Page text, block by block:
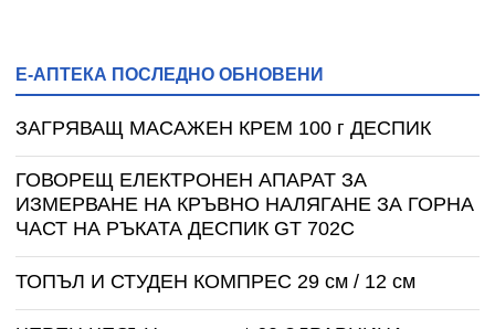
Е-АПТЕКА ПОСЛЕДНО ОБНОВЕНИ
ЗАГРЯВАЩ МАСАЖЕН КРЕМ 100 г ДЕСПИК
ГОВОРЕЩ ЕЛЕКТРОНЕН АПАРАТ ЗА
ИЗМЕРВАНЕ НА КРЪВНО НАЛЯГАНЕ ЗА ГОРНА
ЧАСТ НА РЪКАТА ДЕСПИК GT 702C
ТОПЪЛ И СТУДЕН КОМПРЕС 29 см / 12 см